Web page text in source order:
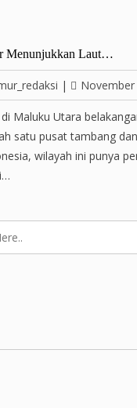
Menunjukkan Laut…
| November
Maluku Utara
satu pusat tambang
wilayah ini punya